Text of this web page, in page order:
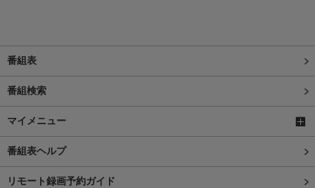
番組表
番組検索
マイメニュー
番組表ヘルプ
リモート録画予約ガイド